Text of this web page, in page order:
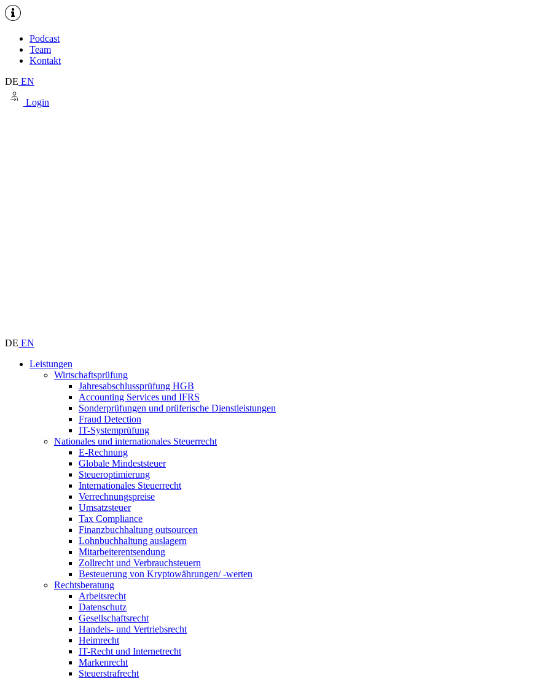
Podcast
Team
Kontakt
DE EN
Login
DE EN
Leistungen
Wirtschaftsprüfung
Jahresabschlussprüfung HGB
Accounting Services und IFRS
Sonderprüfungen und prüferische Dienstleistungen
Fraud Detection
IT-Systemprüfung
Nationales und internationales Steuerrecht
E-Rechnung
Globale Mindeststeuer
Steueroptimierung
Internationales Steuerrecht
Verrechnungspreise
Umsatzsteuer
Tax Compliance
Finanzbuchhaltung outsourcen
Lohnbuchhaltung auslagern
Mitarbeiterentsendung
Zollrecht und Verbrauchsteuern
Besteuerung von Kryptowährungen/ -werten
Rechtsberatung
Arbeitsrecht
Datenschutz
Gesellschaftsrecht
Handels- und Vertriebsrecht
Heimrecht
IT-Recht und Internetrecht
Markenrecht
Steuerstrafrecht